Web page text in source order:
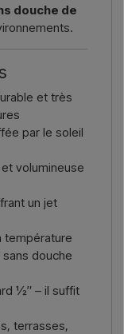
douche de
et très
par le soleil
volumineuse
un jet
température
douche
½″ – il suffit
terrasses,